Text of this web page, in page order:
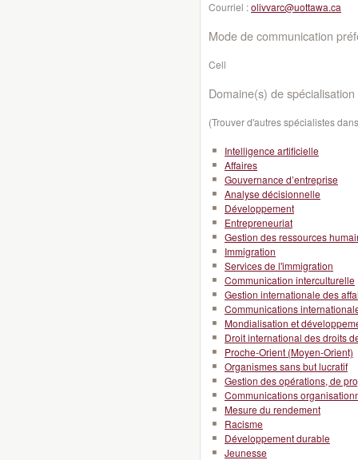
Courriel :olivvarc@uottawa.ca
Mode de communication
Cell
Domaine(s) de spécialisation
(Trouver d'autres spécialistes
Intelligence artificielle
Affaires
Gouvernance d’entreprise
Analyse décisionnelle
Développement
Entrepreneuriat
Gestion des ressources
Immigration
Services de l'immigration
Communication interculturelle
Gestion internationale des
Communications
Mondialisation et
Droit international des droits
Proche-Orient (Moyen-Orient)
Organismes sans but lucratif
Gestion des opérations, de
Communications
Mesure du rendement
Racisme
Développement durable
Jeunesse